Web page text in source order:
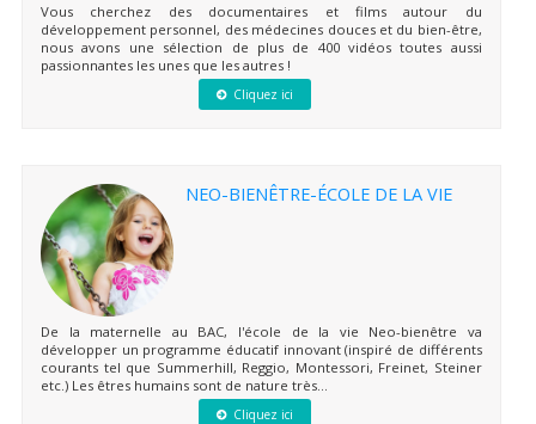
Vous cherchez des documentaires et films autour du
développement personnel, des médecines douces et du bien-être,
nous avons une sélection de plus de 400 vidéos toutes aussi
passionnantes les unes que les autres !
Cliquez ici
NEO-BIENÊTRE-ÉCOLE DE LA VIE
De la maternelle au BAC, l'école de la vie Neo-bienêtre va
développer un programme éducatif innovant (inspiré de différents
courants tel que Summerhill, Reggio, Montessori, Freinet, Steiner
etc.) Les êtres humains sont de nature très...
Cliquez ici